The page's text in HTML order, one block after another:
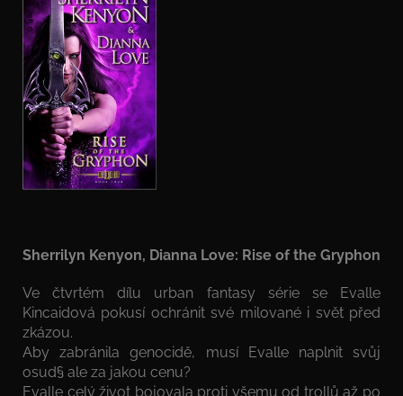
Sherrilyn Kenyon, Dianna Love: Rise of the Gryphon
Ve čtvrtém dílu urban fantasy série se Evalle
Kincaidová pokusí ochránit své milované i svět před
zkázou.
Aby zabránila genocidě, musí Evalle naplnit svůj
osud§ ale za jakou cenu?
Evalle celý život bojovala proti všemu od trollů až po